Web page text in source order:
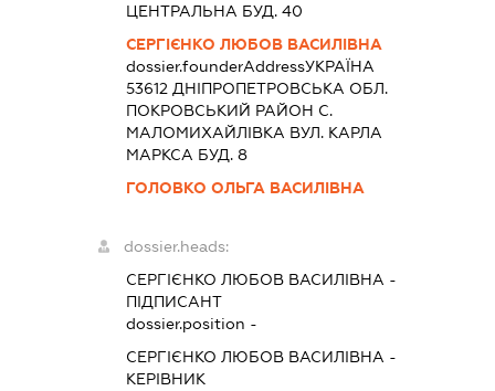
ЦЕНТРАЛЬНА БУД. 40
СЕРГІЄНКО ЛЮБОВ ВАСИЛІВНА
dossier.founderAddressУКРАЇНА
53612 ДНIПРОПЕТРОВСЬКА ОБЛ.
ПОКРОВСЬКИЙ РАЙОН С.
МАЛОМИХАЙЛІВКА ВУЛ. КАРЛА
МАРКСА БУД. 8
ГОЛОВКО ОЛЬГА ВАСИЛІВНА
dossier.heads:
СЕРГІЄНКО ЛЮБОВ ВАСИЛІВНА -
ПІДПИСАНТ
dossier.position -
СЕРГІЄНКО ЛЮБОВ ВАСИЛІВНА -
КЕРІВНИК